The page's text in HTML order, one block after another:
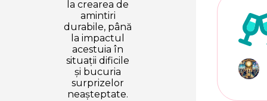
la crearea de
amintiri
durabile, până
la impactul
acestuia în
situații dificile
și bucuria
surprizelor
neașteptate.